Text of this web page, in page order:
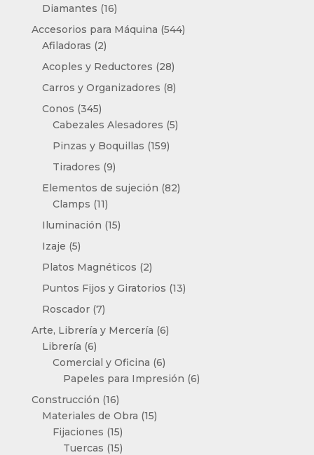
Diamantes 1616
productos
Accesorios para Máquina 544544
Afiladoras 22
productos
Acoples y Reductores 2828
productos
Carros y Organizadores 88
Conos 345345
productos
Cabezales Alesadores 55
Pinzas y Boquillas 159159
Tiradores 99
productos
Elementos de sujeción 8282
Clamps 1111
productos
Iluminación 1515
Izaje 55
productos
Platos Magnéticos 22
productos
Puntos Fijos y Giratorios 1313
Roscador 77
productos
Arte, Librería y Mercería 66
Librería 66
productos
Comercial y Oficina 66
productos
Papeles para Impresión 66
Construcción 1616
productos
Materiales de Obra 1515
Fijaciones 1515
productos
Tuercas 1515